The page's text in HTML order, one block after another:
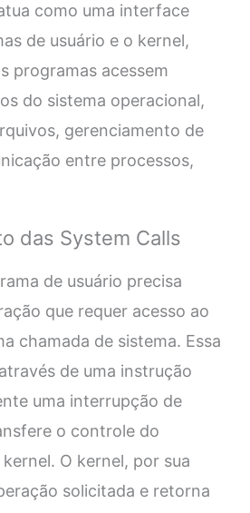
como uma interface
de usuário e o kernel,
programas acessem
do sistema operacional,
gerenciamento de
entre processos,
das System Calls
de usuário precisa
que requer acesso ao
chamada de sistema. Essa
de uma instrução
uma interrupção de
o controle do
O kernel, por sua
solicitada e retorna